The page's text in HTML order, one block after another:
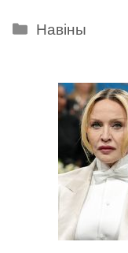
Categories
Навіны